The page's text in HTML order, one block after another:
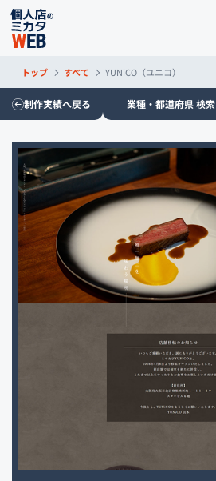
トップ すべて YUNiCO（ユニコ）
制作実績へ戻る 業種・都道府県 検索